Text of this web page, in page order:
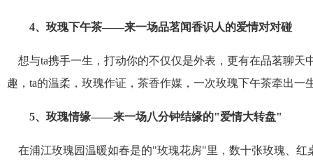
4、玫瑰下午茶——来一场品茗闻香识人的爱情对对碰
想与ta携手一生，打动你的不仅仅是外表，更有在品茗聊天
趣， ta的温柔，玫瑰作证，茶香作媒，一次玫瑰下午茶牵出一
5、玫瑰情缘——来一场八分钟结缘的"爱情大转盘"
在浦江玫瑰园温暖如春是的"玫瑰花房"里，数十张玫瑰、红